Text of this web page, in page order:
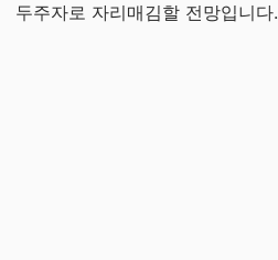
두주자로 자리매김할 전망입니다.